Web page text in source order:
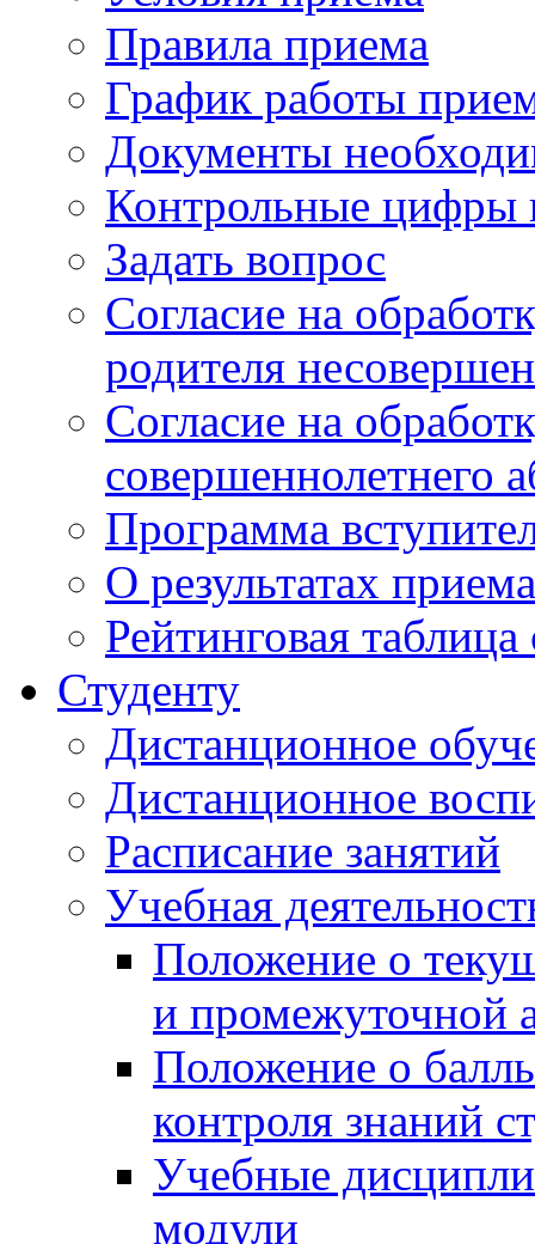
Правила приема
График работы
Документы
Контрольные цифры
Задать вопрос
Согласие на
родителя
Согласие на
совершеннолетнего
Программа
О результатах приема
Рейтинговая
Студенту
Дистанционное
Дистанционное
Расписание занятий
Учебная
Положение о
и промежуточной
Положение о
контроля знаний
Учебные
модули